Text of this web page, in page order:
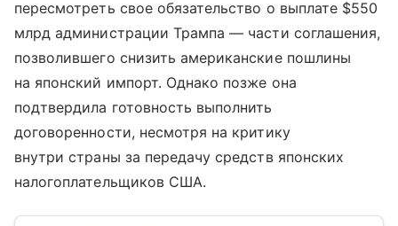
пересмотреть свое обязательство о выплате $550
млрд администрации Трампа — части соглашения,
позволившего снизить американские пошлины
на японский импорт. Однако позже она
подтвердила готовность выполнить
договоренности, несмотря на критику
внутри страны за передачу средств японских
налогоплательщиков США.